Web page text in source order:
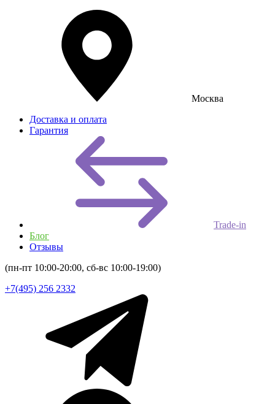
Москва
Доставка и оплата
Гарантия
Trade-in
Блог
Отзывы
(пн-пт 10:00-20:00, сб-вс 10:00-19:00)
+7(495) 256 2332